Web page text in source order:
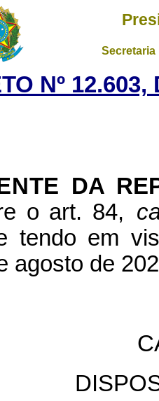
Nº
DA
o art. 84,
tendo em
agosto de